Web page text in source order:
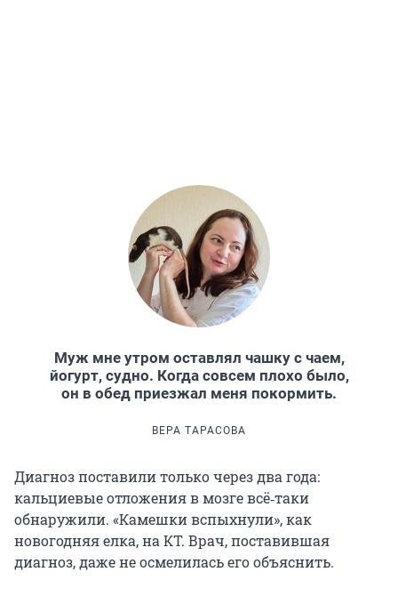
Муж мне утром оставлял чашку с чаем,
йогурт, судно. Когда совсем плохо было,
он в обед приезжал меня покормить.
ВЕРА ТАРАСОВА
Диагноз поставили только через два года:
кальциевые отложения в мозге всё‑таки
обнаружили. «Камешки вспыхнули», как
новогодняя елка, на КТ. Врач, поставившая
диагноз, даже не осмелилась его объяснить.